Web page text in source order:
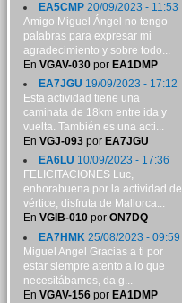
EA5CMP20/09/2023 - 11:53
Amigo Miguel Ángel no tengo
palabras para expresar mi
agradecimiento y sobre todo...
En VGAV-030por EA1DMP
EA7JGU 19/09/2023 - 17:12
Esta actividad tiene una
caminata de 18km entre ida y
vuelta. También es una acti...
En VGJ-093por EA7JGU
EA6LU 10/09/2023 - 17:36
FELICITACIONES Luc,
enhorabuena por la actividad de
vértice, disfruta de Mallorca...
En VGIB-010por ON7DQ
EA7HMK 25/08/2023 - 09:59
Miguel Angel Gracias a ti por
estar siempre atento a lo que
necesitábamos, da g...
En VGAV-156por EA1DMP